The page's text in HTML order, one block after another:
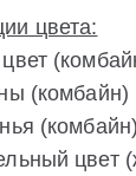
цвета:
(комбайн)
(комбайн)
цвет